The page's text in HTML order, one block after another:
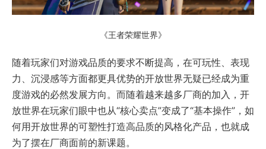
《王者荣耀世界》
随着玩家们对游戏品质的要求不断提高，在可玩性、表现
力、沉浸感等方面都更具优势的开放世界无疑已经成为重
度游戏的必然发展方向。而随着越来越多厂商的加入，开
放世界在玩家们眼中也从“核心卖点”变成了“基本操作”，如
何用开放世界的可塑性打造高品质的风格化产品，也就成
为了摆在厂商面前的新课题。